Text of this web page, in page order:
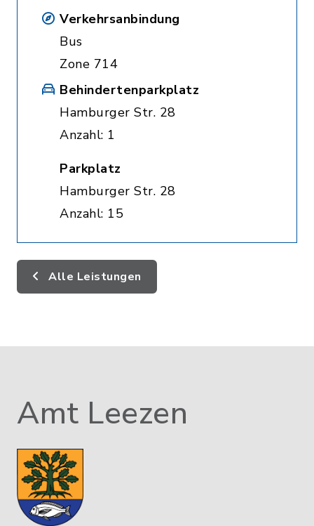
Verkehrsanbindung
Bus
Zone 714
Behindertenparkplatz
Hamburger Str. 28
Anzahl: 1
Parkplatz
Hamburger Str. 28
Anzahl: 15
Alle Leistungen
Amt Leezen